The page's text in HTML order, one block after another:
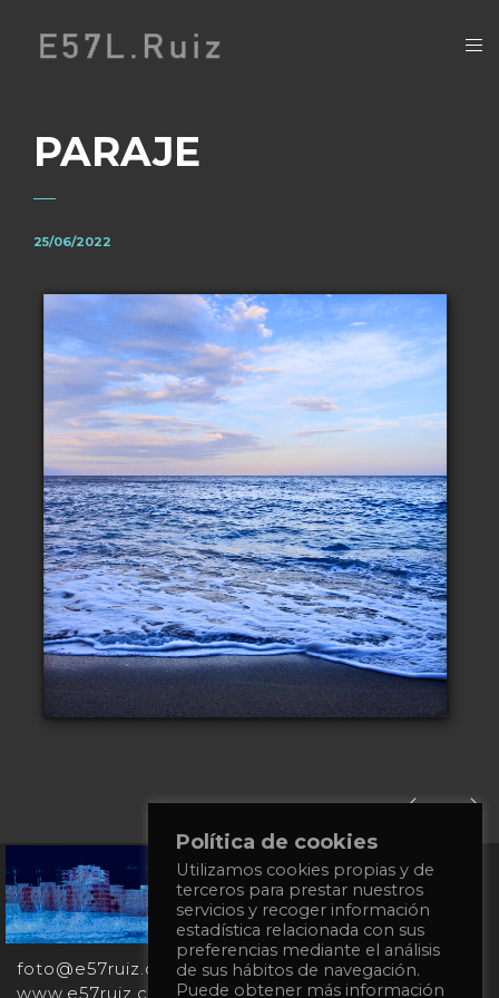
PARAJE
25/06/2022
+34
651
862
863
foto@e57ruiz.com
www.e57ruiz.com
Política de cookies
Utilizamos cookies propias y de
terceros para prestar nuestros
servicios y recoger información
estadística relacionada con sus
preferencias mediante el análisis
de sus hábitos de navegación.
Puede obtener más información